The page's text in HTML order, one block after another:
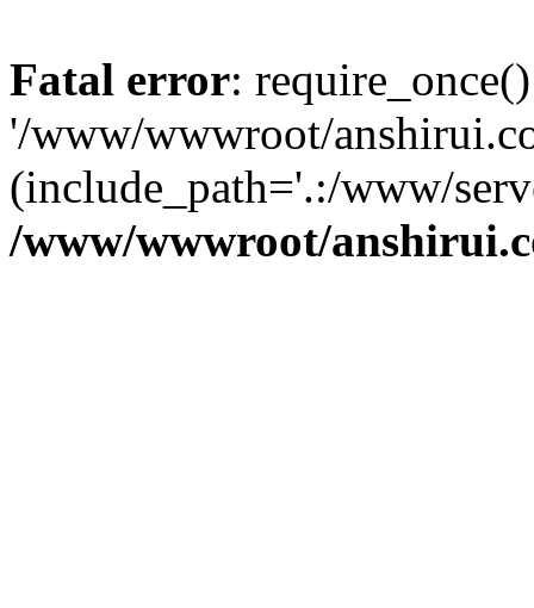
Fatal error:
'/www/wwwroot/
(include_path='.:/www/
/www/wwwroot/